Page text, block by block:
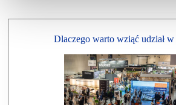
Dlaczego warto wziąć udział w